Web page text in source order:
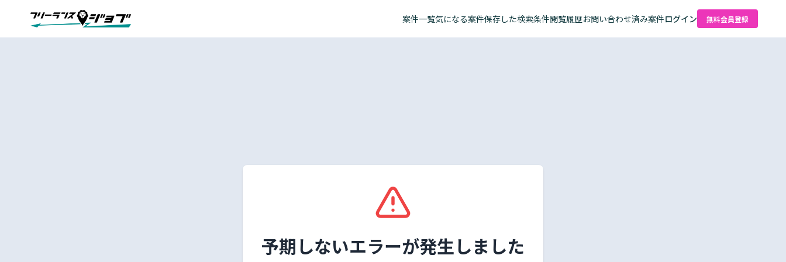
案件一覧気になる案件保存した検索条件閲覧履歴お問い合わせ済み案件ログイン 無料会員登録
予期しないエラーが発生しました